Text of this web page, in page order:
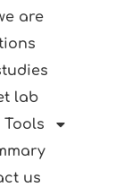
are
lab
Tools
us